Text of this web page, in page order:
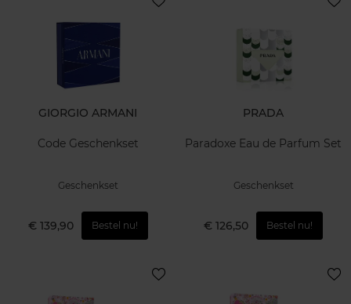
GIORGIO ARMANI
Code Geschenkset
Geschenkset
€ 139,90 Bestel nu!
PRADA
Paradoxe Eau de Parfum Set
Geschenkset
€ 126,50 Bestel nu!